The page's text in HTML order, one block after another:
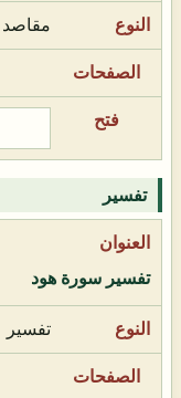
مقاصد
تفسير
تفسير سورة هود
تفسير